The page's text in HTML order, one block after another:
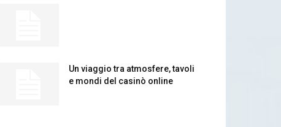
Un viaggio tra atmosfere, tavoli
e mondi del casinò online